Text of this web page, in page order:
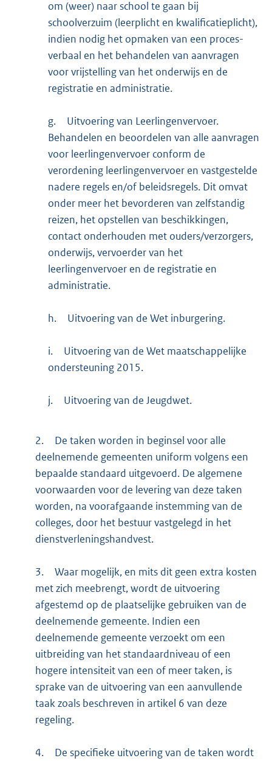
om (weer) naar school te gaan bij
schoolverzuim (leerplicht en kwalificatieplicht),
indien nodig het opmaken van een proces-
verbaal en het behandelen van aanvragen
voor vrijstelling van het onderwijs en de
registratie en administratie.
g.
Uitvoering van Leerlingenvervoer.
Behandelen en beoordelen van alle aanvragen
voor leerlingenvervoer conform de
verordening leerlingenvervoer en vastgestelde
nadere regels en/of beleidsregels. Dit omvat
onder meer het bevorderen van zelfstandig
reizen, het opstellen van beschikkingen,
contact onderhouden met ouders/verzorgers,
onderwijs, vervoerder van het
leerlingenvervoer en de registratie en
administratie.
h. Uitvoering van de Wet inburgering.
i.
Uitvoering van de Wet maatschappelijke
ondersteuning 2015.
j. Uitvoering van de Jeugdwet.
2.
De taken worden in beginsel voor alle
deelnemende gemeenten uniform volgens een
bepaalde standaard uitgevoerd. De algemene
voorwaarden voor de levering van deze taken
worden, na voorafgaande instemming van de
colleges, door het bestuur vastgelegd in het
dienstverleningshandvest.
3.
Waar mogelijk, en mits dit geen extra kosten
met zich meebrengt, wordt de uitvoering
afgestemd op de plaatselijke gebruiken van de
deelnemende gemeente. Indien een
deelnemende gemeente verzoekt om een
uitbreiding van het standaardniveau of een
hogere intensiteit van een of meer taken, is
sprake van de uitvoering van een aanvullende
taak zoals beschreven in artikel 6 van deze
regeling.
4.
De specifieke uitvoering van de taken wordt